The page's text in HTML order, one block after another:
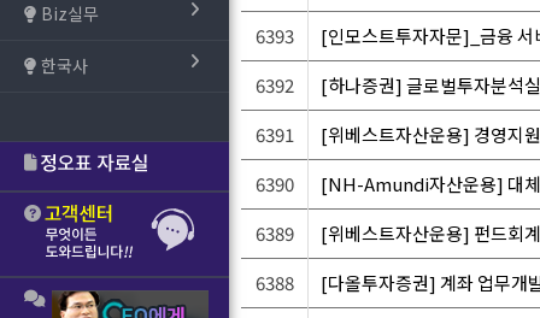
Biz실무
한국사
6393
[인모스트투자자문]_금융 서
6392
[하나증권] 글로벌투자분석
6391
[위베스트자산운용] 경영지
6390
[NH-Amundi자산운용] 대체
6389
[위베스트자산운용] 펀드회
6388
[다올투자증권] 계좌 업무개